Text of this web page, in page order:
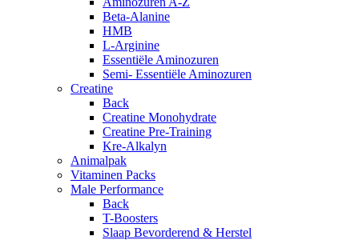
Beta-Alanine
HMB
L-Arginine
Essentiële Aminozuren
Semi- Essentiële Aminozuren
Creatine
Back
Creatine Monohydrate
Creatine Pre-Training
Kre-Alkalyn
Animalpak
Vitaminen Packs
Male Performance
Back
T-Boosters
Slaap Bevorderend & Herstel